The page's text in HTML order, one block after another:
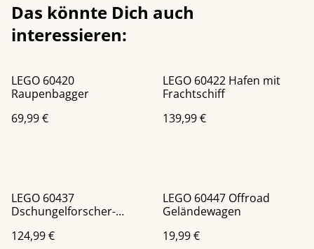
Das könnte Dich auch
interessieren:
LEGO 60420
Raupenbagger
69,99 €
LEGO 60422 Hafen mit
Frachtschiff
139,99 €
LEGO 60437
Dschungelforscher-
124,99 €
LEGO 60447 Offroad
Geländewagen
19,99 €